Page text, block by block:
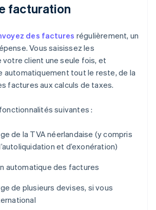
facturation
des factures régulièrement, un
Vous saisissez les
votre client une seule fois, et
automatiquement tout le reste, de la
factures aux calculs de taxes.
suivantes :
de la TVA néerlandaise (y compris
et d’exonération)
automatique des factures
de plusieurs devises, si vous